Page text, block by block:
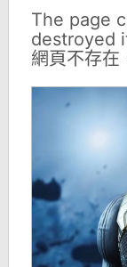
The page
destroyed
網頁不存在